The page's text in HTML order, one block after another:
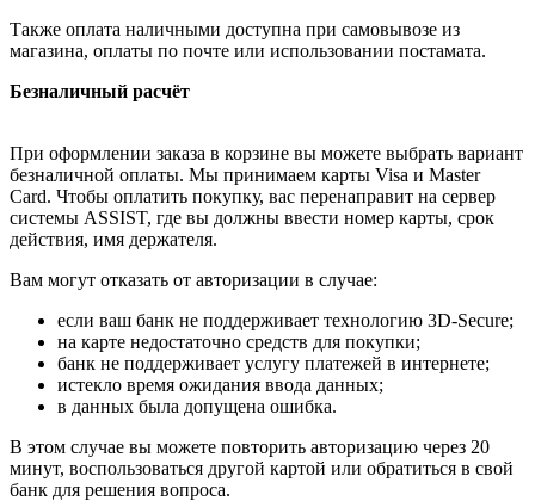
Также оплата наличными доступна при самовывозе из
магазина, оплаты по почте или использовании постамата.
Безналичный расчёт
При оформлении заказа в корзине вы можете выбрать вариант
безналичной оплаты. Мы принимаем карты Visa и Master
Card. Чтобы оплатить покупку, вас перенаправит на сервер
системы ASSIST, где вы должны ввести номер карты, срок
действия, имя держателя.
Вам могут отказать от авторизации в случае:
если ваш банк не поддерживает технологию 3D-Secure;
на карте недостаточно средств для покупки;
банк не поддерживает услугу платежей в интернете;
истекло время ожидания ввода данных;
в данных была допущена ошибка.
В этом случае вы можете повторить авторизацию через 20
минут, воспользоваться другой картой или обратиться в свой
банк для решения вопроса.